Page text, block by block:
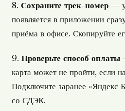
8. Сохраните трек-номер — у
появляется в приложении
приёма в офисе. Скопируйте
9. Проверьте способ оплаты
карта может не пройти, если
Подключите заранее «Яндекс
со СДЭК.